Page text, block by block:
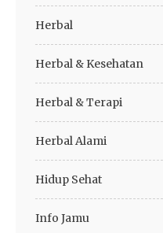
Herbal
Herbal & Kesehatan
Herbal & Terapi
Herbal Alami
Hidup Sehat
Info Jamu